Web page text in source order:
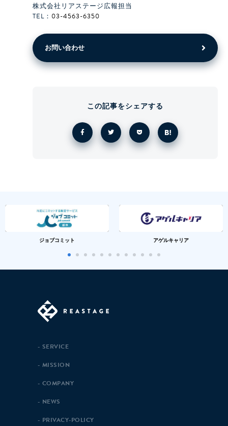
株式会社リアステージ広報担当
TEL： 03-4563-6350
お問い合わせ
この記事をシェアする
ジョブコミット アゲルキャリア
SERVICE
MISSION
COMPANY
NEWS
PRIVACY-POLICY